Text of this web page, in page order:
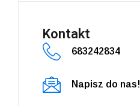
Kontakt
683242834
Napisz do nas!